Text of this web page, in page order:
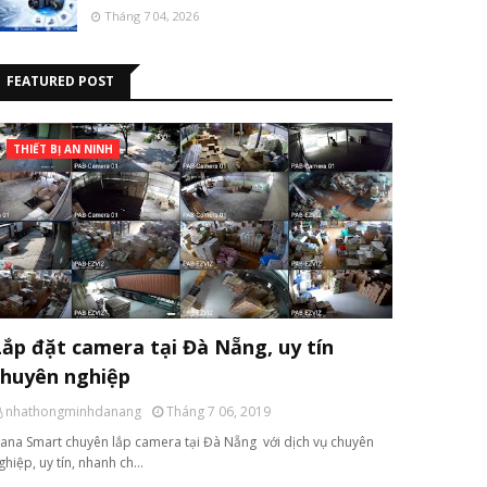
Tháng 7 04, 2026
FEATURED POST
THIẾT BỊ AN NINH
đặt camera tại Đà Nẵng, uy tín
nghiệp
nhathongminhdanang
Tháng 7 06, 2019
Smart chuyên lắp camera tại Đà Nẵng với dịch vụ chuyên
uy tín, nhanh ch…